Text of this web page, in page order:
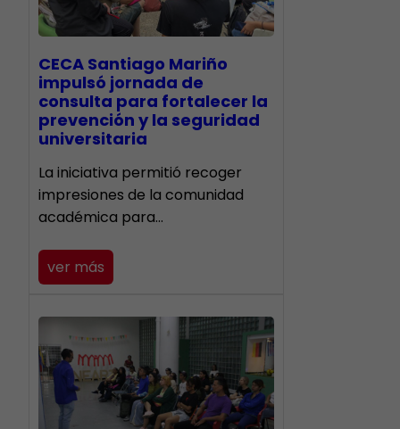
CECA Santiago Mariño
impulsó jornada de
consulta para fortalecer la
prevención y la seguridad
universitaria
La iniciativa permitió recoger
impresiones de la comunidad
académica para…
ver más